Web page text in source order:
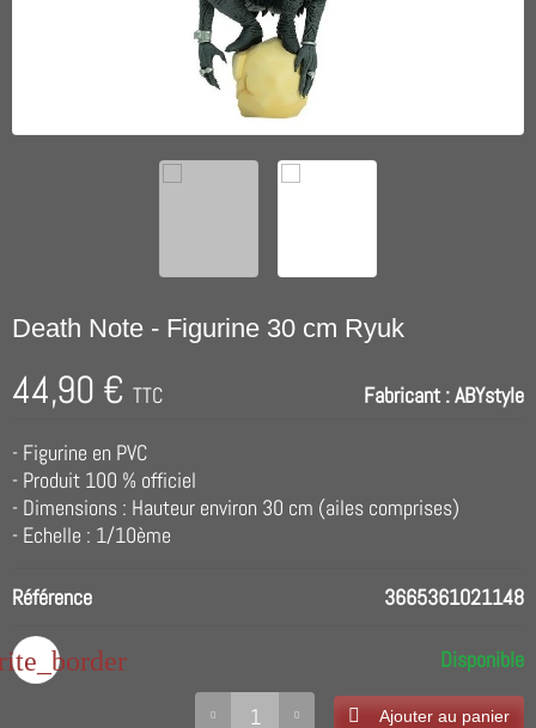
Death Note - Figurine 30 cm Ryuk
Fabricant :ABYstyle
44,90 € TTC
- Figurine en PVC
- Produit 100 % officiel
- Dimensions : Hauteur environ 30 cm (ailes comprises)
- Echelle : 1/10ème
Référence 3665361021148
Disponible
Ajouter au panier